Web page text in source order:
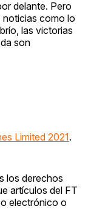
delante. Pero
noticias como lo
las victorias
son
Limited 2021.
los derechos
artículos del FT
electrónico o